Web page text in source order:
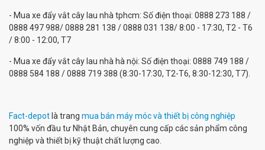
- Mua xe đẩy vắt cây lau nhà tphcm: Số điện thoại: 0888 273 188 /
0888 497 988/ 0888 281 138 / 0888 031 138/ 8:00 - 17:30, T2 - T6
/ 8:00 - 12:00, T7
- Mua xe đẩy vắt cây lau nhà hà nội: Số điện thoại: 0888 749 188 /
0888 584 188 / 0888 719 388 (8:30-17:30, T2-T6, 8:30-12:30, T7).
Fact-depot là trang mua bán máy móc và thiết bị công nghiệp
100% vốn đầu tư Nhật Bản, chuyên cung cấp các sản phẩm công
nghiệp và thiết bị kỹ thuật chất lượng cao.